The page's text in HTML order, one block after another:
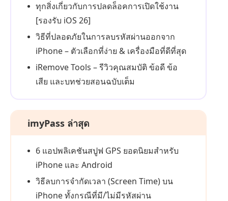
ทุกสิ่งเกี่ยวกับการปลดล็อคการเปิดใช้งาน
[รองรับ iOS 26]
วิธีที่ปลอดภัยในการลบรหัสผ่านออกจาก
iPhone – ตัวเลือกที่ง่าย & เครื่องมือที่ดีที่สุด
iRemove Tools – รีวิวคุณสมบัติ ข้อดี ข้อ
เสีย และบทช่วยสอนฉบับเต็ม
imyPass ล่าสุด
6 แอปพลิเคชันสปูฟ GPS ยอดนิยมสำหรับ
iPhone และ Android
วิธีลบการจำกัดเวลา (Screen Time) บน
iPhone ทั้งกรณีที่มี/ไม่มีรหัสผ่าน